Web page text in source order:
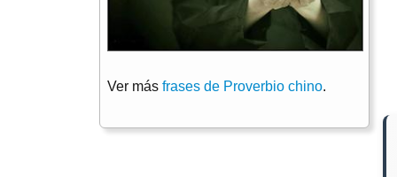
Ver más frases de Proverbio chino.